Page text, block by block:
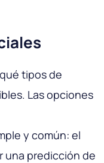
tipos de
Las opciones
y común: el
una predicción de